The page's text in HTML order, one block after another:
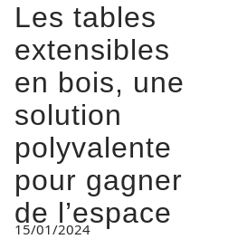
Les tables
extensibles
en bois, une
solution
polyvalente
pour gagner
de l’espace
15/01/2024